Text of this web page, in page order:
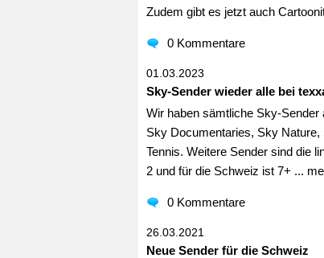
Zudem gibt es jetzt auch
0 Kommentare
01.03.2023
Sky-Sender wieder alle bei
Wir haben sämtliche Sky-
Sky Documentaries, Sky
Tennis. Weitere Sender sind die
2 und für die Schweiz ist 7+ ...
0 Kommentare
26.03.2021
Neue Sender für die Schweiz